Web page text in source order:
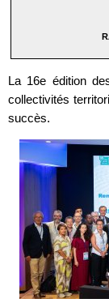
La 16e édition
collectivités
succès.